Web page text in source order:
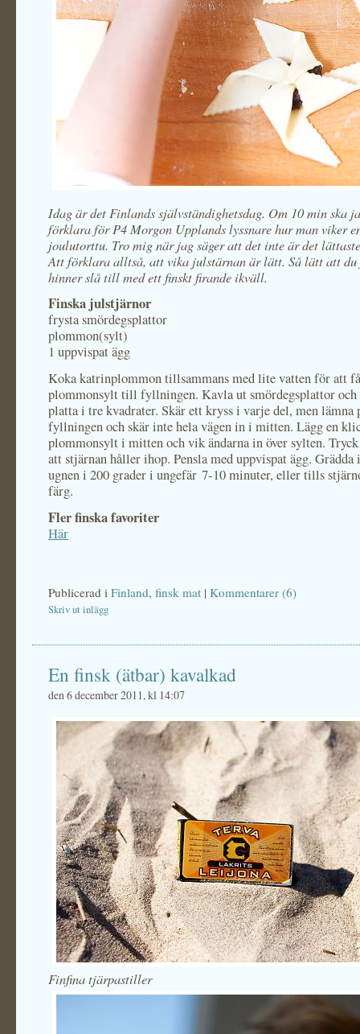
Idag är det Finlands självständighetsdag. Om 10 min ska
förklara för P4 Morgon Upplands lyssnare hur man viker
joulutorttu. Tro mig när jag säger att det inte är det
Att förklara alltså, att vika julstärnan är lätt. Så lätt att
hinner slå till med ett finskt firande ikväll.
Finska julstjärnor
frysta smördegsplattor
plommon(sylt)
1 uppvispat ägg
Koka katrinplommon tillsammans med lite vatten för att få
plommonsylt till fyllningen. Kavla ut smördegsplattor och
platta i tre kvadrater. Skär ett kryss i varje del, men lämna
fyllningen och skär inte hela vägen in i mitten. Lägg en
plommonsylt i mitten och vik ändarna in över sylten.
att stjärnan håller ihop. Pensla med uppvispat ägg.
ugnen i 200 grader i ungefär 7-10 minuter, eller tills
färg.
Fler finska favoriter
Här
Publicerad i Finland, finsk mat | Kommentarer (6)
Skriv ut inlägg
En finsk (ätbar) kavalkad
den 6 december 2011, kl 14:07
Finfina tjärpastiller